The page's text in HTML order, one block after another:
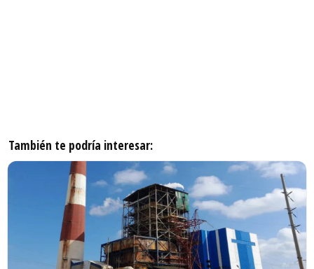
También te podría interesar: